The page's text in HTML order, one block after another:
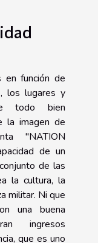
en función de
los lugares y
todo bien
la imagen de
"NATION
de un
de las
la cultura, la
militar. Ni que
una buena
ingresos
que es uno